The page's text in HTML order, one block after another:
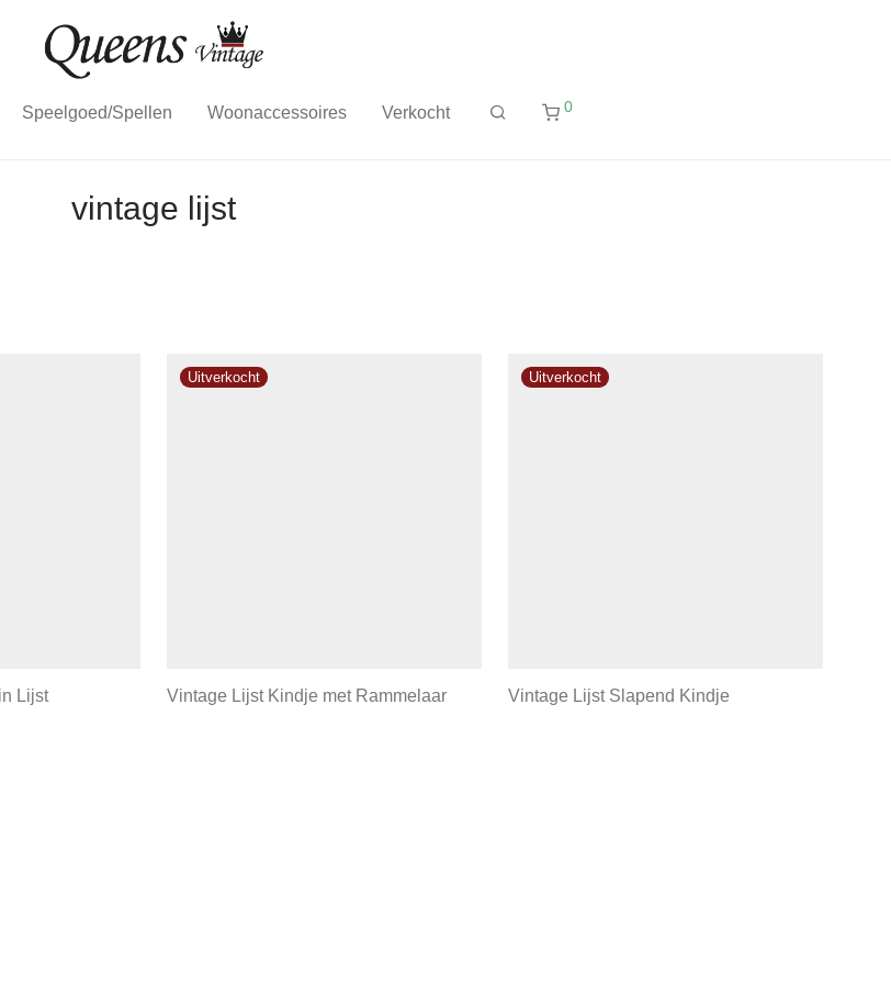
Speelgoed/Spellen Woonaccessoires Verkocht 0
vintage lijst
Lijst Vintage Lijst Kindje met Rammelaar Vintage Lijst Slapend Kindje